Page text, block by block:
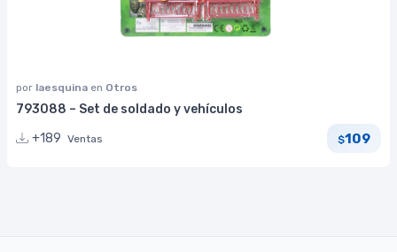
por laesquina en Otros
793088 – Set de soldado y vehículos
+189 Ventas $109